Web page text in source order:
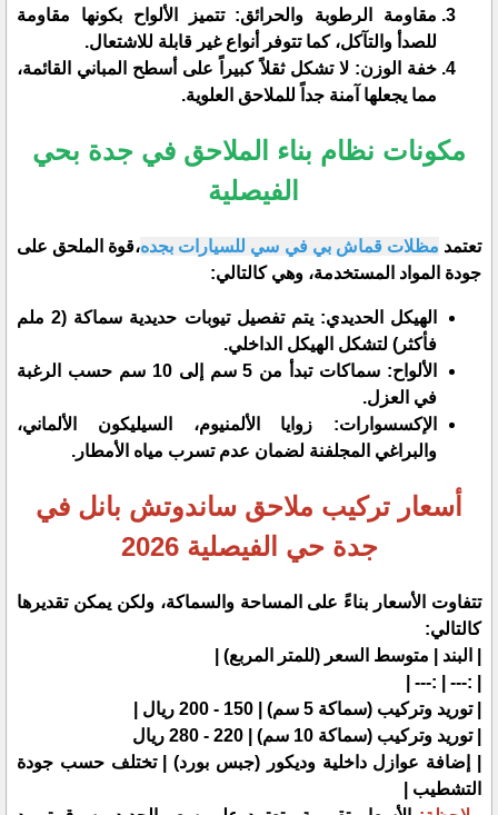
​مقاومة الرطوبة والحرائق: تتميز الألواح بكونها مقاومة
للصدأ والتآكل، كما تتوفر أنواع غير قابلة للاشتعال.
​خفة الوزن: لا تشكل ثقلاً كبيراً على أسطح المباني القائمة،
مما يجعلها آمنة جداً للملاحق العلوية.
​مكونات نظام بناء الملاحق في جدة بحي
الفيصلية
​تعتمد مظلات قماش بي في سي للسيارات بجده،قوة الملحق على
جودة المواد المستخدمة، وهي كالتالي:
​الهيكل الحديدي: يتم تفصيل تيوبات حديدية سماكة (2 ملم
فأكثر) لتشكل الهيكل الداخلي.
​الألواح: سماكات تبدأ من 5 سم إلى 10 سم حسب الرغبة
في العزل.
​الإكسسوارات: زوايا الألمنيوم، السيليكون الألماني،
والبراغي المجلفنة لضمان عدم تسرب مياه الأمطار.
​أسعار تركيب ملاحق ساندوتش بانل في
جدة حي الفيصلية 2026
​تتفاوت الأسعار بناءً على المساحة والسماكة، ولكن يمكن تقديرها
كالتالي:
| البند | متوسط السعر (للمتر المربع) |
| :--- | :--- |
| توريد وتركيب (سماكة 5 سم) | 150 - 200 ريال |
| توريد وتركيب (سماكة 10 سم) | 220 - 280 ريال
| إضافة عوازل داخلية وديكور (جبس بورد) | تختلف حسب جودة
التشطيب |